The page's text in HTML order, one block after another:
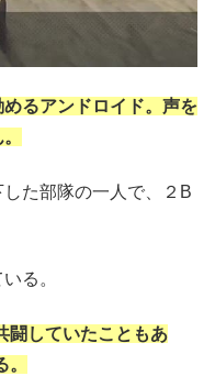
るアンドロイド。声を
た部隊の一人で、２B
る。
闘していたこともあ